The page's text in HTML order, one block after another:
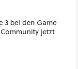
3 bei den Game
jetzt